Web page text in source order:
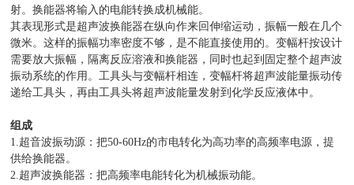
射。换能器将输入的电能转换成机械能。
其表现形式是超声波换能器在纵向作来回伸缩运动，振幅一般在几个
微米。这样的振幅功率密度不够，是不能直接使用的。变幅杆按设计
需要放大振幅，隔离反应溶液和换能器，同时也起到固定整个超声波
振动系统的作用。工具头与变幅杆相连，变幅杆将超声波能量振动传
递给工具头，再由工具头将超声波能量发射到化学反应液体中。
组成
1.超音波振动源：把50-60Hz的市电转化为高功率的高频率电源，提
供给换能器。
2.超声波换能器：把高频率电能转化为机械振动能。